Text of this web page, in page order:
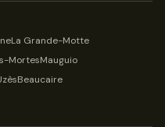
La Grande-Motte
MortesMauguio
Beaucaire